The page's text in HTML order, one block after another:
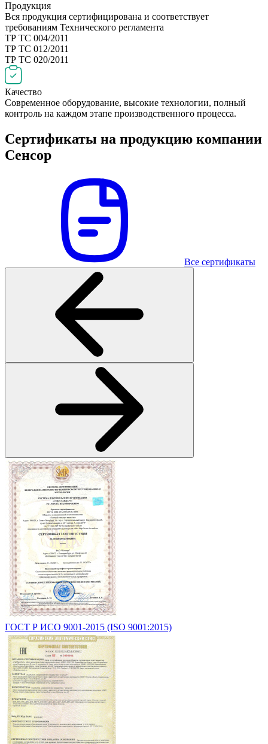
Продукция
Вся продукция сертифицирована и соответствует
требованиям Технического регламента
ТР ТС 004/2011
ТР ТС 012/2011
ТР ТС 020/2011
Качество
Современное оборудование, высокие технологии, полный
контроль на каждом этапе производственного процесса.
Сертификаты на продукцию компании
Сенсор
Все сертификаты
ГОСТ Р ИСО 9001-2015 (ISO 9001:2015)